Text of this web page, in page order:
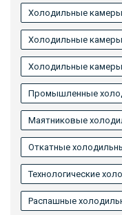
Холодильные
Холодильные
Холодильные
Промышленные
Маятниковые
Откатные
Технологические
Распашные